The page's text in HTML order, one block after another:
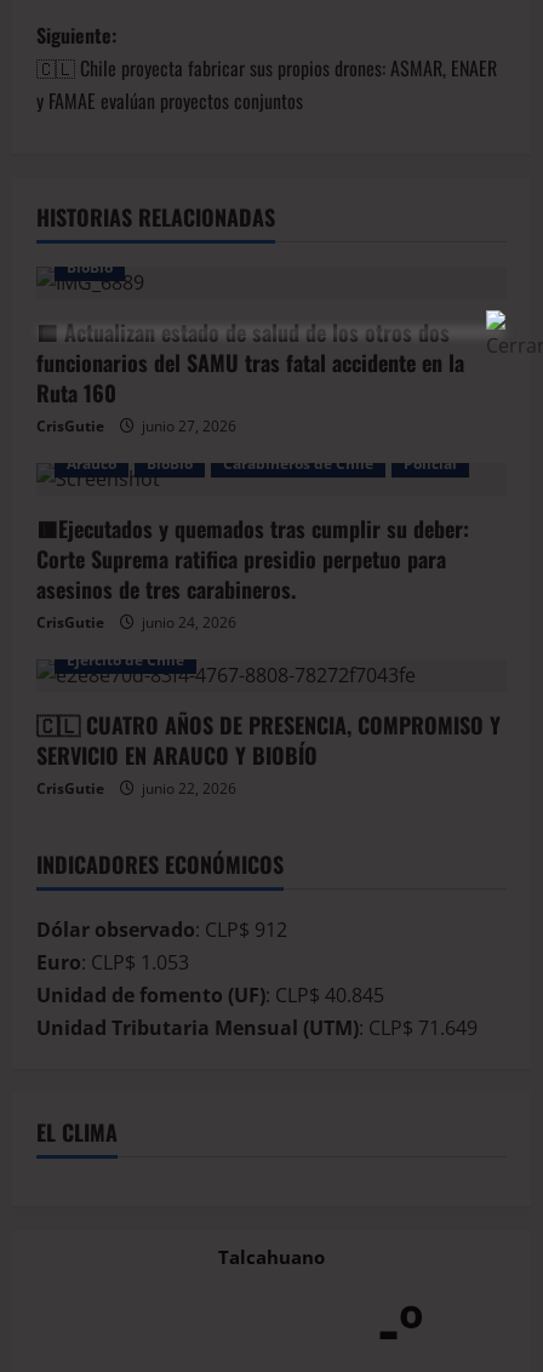
Siguiente:
🇨🇱 Chile proyecta fabricar sus propios drones: ASMAR, ENAER
y FAMAE evalúan proyectos conjuntos
HISTORIAS RELACIONADAS
BioBio
🟥 Actualizan estado de salud de los otros dos
funcionarios del SAMU tras fatal accidente en la
Ruta 160
CrisGutie
junio 27, 2026
Arauco
BioBio Carabineros de Chile Policial
🟥Ejecutados y quemados tras cumplir su deber:
Corte Suprema ratifica presidio perpetuo para
asesinos de tres carabineros.
CrisGutie junio 24, 2026
Arauco Armada de Chile
Ejercito de Chile
🇨🇱 CUATRO AÑOS DE PRESENCIA, COMPROMISO Y
SERVICIO EN ARAUCO Y BIOBÍO
CrisGutie junio 22, 2026
INDICADORES ECONÓMICOS
Dólar observado: CLP$ 912
Euro: CLP$ 1.053
Unidad de fomento (UF): CLP$ 40.845
Unidad Tributaria Mensual (UTM): CLP$ 71.649
EL CLIMA
Talcahuano
-º